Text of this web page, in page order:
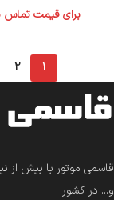
برای قیمت تماس
1
2
قاسمی موتور با بیش از
و... در کشور